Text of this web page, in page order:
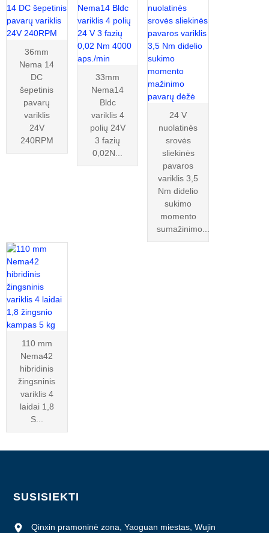
36mm
Nema 14
DC
šepetinis
pavarų
variklis
24V
240RPM
33mm
Nema14
Bldc
variklis 4
polių 24V
3 fazių
0,02N...
24 V
nuolatinės
srovės
sliekinės
pavaros
variklis 3,5
Nm didelio
sukimo
momento
sumažinimo...
110 mm
Nema42
hibridinis
žingsninis
variklis 4
laidai 1,8
S...
SUSISIEKTI
Qinxin pramoninė zona, Yaoguan miestas, Wujin